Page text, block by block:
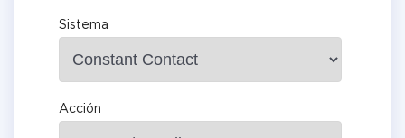
Sistema
Acción